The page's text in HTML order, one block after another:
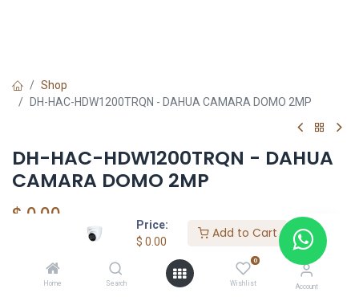
Price:
$ 0.00
Add to Cart
Home Search
0
Wishlist Account
Shop
DH-HAC-HDW1200TRQN - DAHUA CAMARA DOMO 2MP
DH-HAC-HDW1200TRQN - DAHUA
CAMARA DOMO 2MP
$ 0.00
DAHUA SHOP